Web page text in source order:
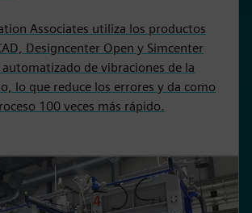
Associates utiliza los productos
Designcenter Open y Simcenter
de vibraciones de la
lo que reduce los errores y da como
100 veces más rápido.